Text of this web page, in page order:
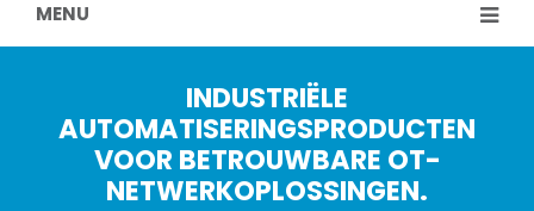
MENU
INDUSTRIËLE
AUTOMATISERINGSPRODUCTEN
VOOR BETROUWBARE OT-
NETWERKOPLOSSINGEN.